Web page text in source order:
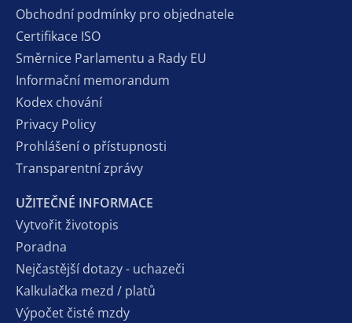
Obchodní podmínky pro objednatele
Certifikace ISO
Směrnice Parlamentu a Rady EU
Informační memorandum
Kodex chování
Privacy Policy
Prohlášení o přístupnosti
Transparentní zprávy
UŽITEČNÉ INFORMACE
Vytvořit životopis
Poradna
Nejčastější dotazy - uchazeči
Kalkulačka mezd / platů
Výpočet čisté mzdy